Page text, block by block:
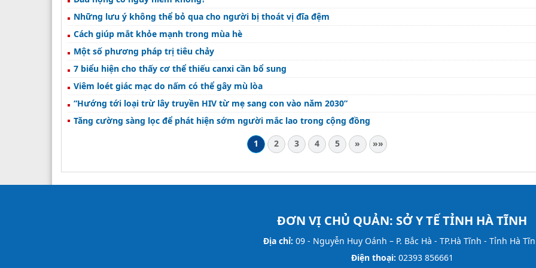
Những lưu ý không thể bỏ qua cho người bị thoát vị đĩa đệm
Cách giúp mắt khỏe mạnh trong mùa hè
Một số phương pháp trị tiêu chảy
7 biểu hiện cho thấy cơ thể thiếu canxi cần bổ sung
Viêm loét giác mạc do nấm có thể gây mù lòa
“Hướng tới loại trừ lây truyền HIV từ mẹ sang con vào năm 2030”
Tăng cường sàng lọc để phát hiện sớm người mắc lao trong cộng đồng
1
2 3 4 5 » »»
ĐƠN VỊ CHỦ QUẢN: SỞ Y TẾ TỈNH HÀ TĨNH
Địa chỉ: 09 - Nguyễn Huy Oánh – P. Bắc Hà - TP.Hà Tĩnh - Tỉnh Hà
Điện thoại: 02393 856661